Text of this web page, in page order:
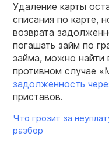
Удаление карты
списания по карте,
возврата
погашать займ по
займа, можно
противном случае
задолженность
приставов.
Что грозит за
разбор